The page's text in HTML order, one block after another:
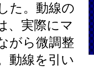
た。動線の
、実際にマ
がら微調整
動線を引い